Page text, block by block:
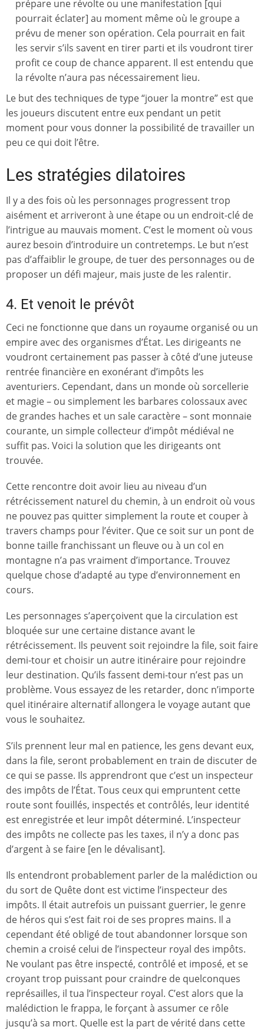
prépare une révolte ou une manifestation [qui
pourrait éclater] au moment même où le groupe a
prévu de mener son opération. Cela pourrait en fait
les servir s’ils savent en tirer parti et ils voudront tirer
profit ce coup de chance apparent. Il est entendu que
la révolte n’aura pas nécessairement lieu.
Le but des techniques de type “jouer la montre” est que
les joueurs discutent entre eux pendant un petit
moment pour vous donner la possibilité de travailler un
peu ce qui doit l’être.
Les stratégies dilatoires
Il y a des fois où les personnages progressent trop
aisément et arriveront à une étape ou un endroit-clé de
l’intrigue au mauvais moment. C’est le moment où vous
aurez besoin d’introduire un contretemps. Le but n’est
pas d’affaiblir le groupe, de tuer des personnages ou de
proposer un défi majeur, mais juste de les ralentir.
4. Et venoit le prévôt
Ceci ne fonctionne que dans un royaume organisé ou un
empire avec des organismes d’État. Les dirigeants ne
voudront certainement pas passer à côté d’une juteuse
rentrée financière en exonérant d’impôts les
aventuriers. Cependant, dans un monde où sorcellerie
et magie – ou simplement les barbares colossaux avec
de grandes haches et un sale caractère – sont monnaie
courante, un simple collecteur d’impôt médiéval ne
suffit pas. Voici la solution que les dirigeants ont
trouvée.
Cette rencontre doit avoir lieu au niveau d’un
rétrécissement naturel du chemin, à un endroit où vous
ne pouvez pas quitter simplement la route et couper à
travers champs pour l’éviter. Que ce soit sur un pont de
bonne taille franchissant un fleuve ou à un col en
montagne n’a pas vraiment d’importance. Trouvez
quelque chose d’adapté au type d’environnement en
cours.
Les personnages s’aperçoivent que la circulation est
bloquée sur une certaine distance avant le
rétrécissement. Ils peuvent soit rejoindre la file, soit faire
demi-tour et choisir un autre itinéraire pour rejoindre
leur destination. Qu’ils fassent demi-tour n’est pas un
problème. Vous essayez de les retarder, donc n’importe
quel itinéraire alternatif allongera le voyage autant que
vous le souhaitez.
S’ils prennent leur mal en patience, les gens devant eux,
dans la file, seront probablement en train de discuter de
ce qui se passe. Ils apprendront que c’est un inspecteur
des impôts de l’État. Tous ceux qui empruntent cette
route sont fouillés, inspectés et contrôlés, leur identité
est enregistrée et leur impôt déterminé. L’inspecteur
des impôts ne collecte pas les taxes, il n’y a donc pas
d’argent à se faire [en le dévalisant].
Ils entendront probablement parler de la malédiction ou
du sort de Quête dont est victime l’inspecteur des
impôts. Il était autrefois un puissant guerrier, le genre
de héros qui s’est fait roi de ses propres mains. Il a
cependant été obligé de tout abandonner lorsque son
chemin a croisé celui de l’inspecteur royal des impôts.
Ne voulant pas être inspecté, contrôlé et imposé, et se
croyant trop puissant pour craindre de quelconques
représailles, il tua l’inspecteur royal. C’est alors que la
malédiction le frappa, le forçant à assumer ce rôle
jusqu’à sa mort. Quelle est la part de vérité dans cette